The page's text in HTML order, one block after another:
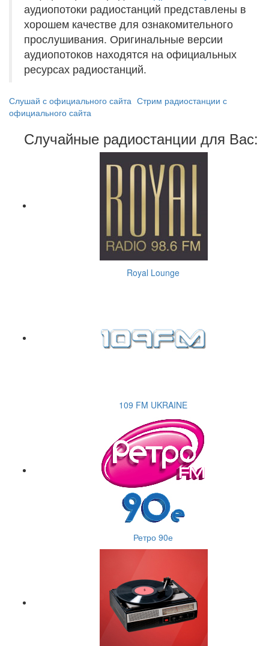
аудиопотоки радиостанций представлены в
хорошем качестве для ознакомительного
прослушивания. Оригинальные версии
аудиопотоков находятся на официальных
ресурсах радиостанций.
Слушай с официального сайта Стрим радиостанции с
официального сайта
Случайные радиостанции для Вас:
Royal Lounge
109 FM UKRAINE
Ретро 90е